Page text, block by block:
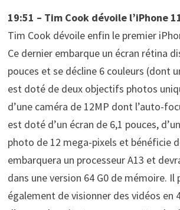
19:51 – Tim Cook dévoile l’iPhone
Tim Cook dévoile enfin le premier
Ce dernier embarque un écran rétina
pouces et se décline 6 couleurs (dont
est doté de deux objectifs photos
d’une caméra de 12MP dont l’auto-
est doté d’un écran de 6,1 pouces,
photo de 12 mega-pixels et bénéficie
embarquera un processeur A13 et
dans une version 64 G0 de mémoire.
également de visionner des vidéos en